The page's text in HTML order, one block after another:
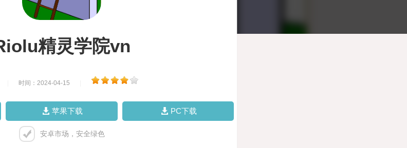
精灵学院vn
时间：2024-04-15
苹果下载 PC下载
安卓市场，安全绿色